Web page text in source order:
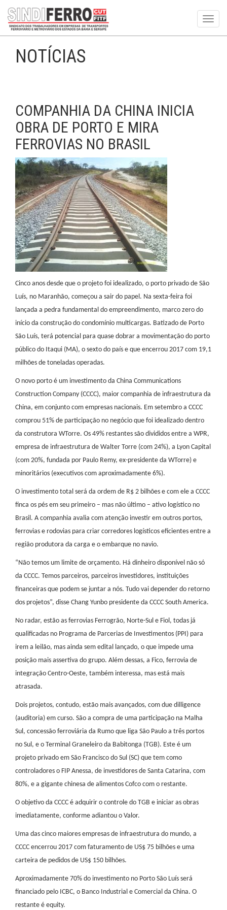
NOTÍCIAS
COMPANHIA DA CHINA INICIA
OBRA DE PORTO E MIRA
FERROVIAS NO BRASIL
Cinco anos desde que o projeto foi idealizado, o porto privado de São
Luís, no Maranhão, começou a sair do papel. Na sexta-feira foi
lançada a pedra fundamental do empreendimento, marco zero do
início da construção do condomínio multicargas. Batizado de Porto
São Luís, terá potencial para quase dobrar a movimentação do porto
público do Itaqui (MA), o sexto do país e que encerrou 2017 com 19,1
milhões de toneladas operadas.
O novo porto é um investimento da China Communications
Construction Company (CCCC), maior companhia de infraestrutura da
China, em conjunto com empresas nacionais. Em setembro a CCCC
comprou 51% de participação no negócio que foi idealizado dentro
da construtora WTorre. Os 49% restantes são divididos entre a WPR,
empresa de infraestrutura de Walter Torre (com 24%), a Lyon Capital
(com 20%, fundada por Paulo Remy, ex-presidente da WTorre) e
minoritários (executivos com aproximadamente 6%).
O investimento total será da ordem de R$ 2 bilhões e com ele a CCCC
finca os pés em seu primeiro – mas não último – ativo logístico no
Brasil. A companhia avalia com atenção investir em outros portos,
ferrovias e rodovias para criar corredores logísticos eficientes entre a
região produtora da carga e o embarque no navio.
“Não temos um limite de orçamento. Há dinheiro disponível não só
da CCCC. Temos parceiros, parceiros investidores, instituições
financeiras que podem se juntar a nós. Tudo vai depender do retorno
dos projetos”, disse Chang Yunbo presidente da CCCC South America.
No radar, estão as ferrovias Ferrogrão, Norte-Sul e Fiol, todas já
qualificadas no Programa de Parcerias de Investimentos (PPI) para
irem a leilão, mas ainda sem edital lançado, o que impede uma
posição mais assertiva do grupo. Além dessas, a Fico, ferrovia de
integração Centro-Oeste, também interessa, mas está mais
atrasada.
Dois projetos, contudo, estão mais avançados, com due dilligence
(auditoria) em curso. São a compra de uma participação na Malha
Sul, concessão ferroviária da Rumo que liga São Paulo a três portos
no Sul, e o Terminal Graneleiro da Babitonga (TGB). Este é um
projeto privado em São Francisco do Sul (SC) que tem como
controladores o FIP Anessa, de investidores de Santa Catarina, com
80%, e a gigante chinesa de alimentos Cofco com o restante.
O objetivo da CCCC é adquirir o controle do TGB e iniciar as obras
imediatamente, conforme adiantou o Valor.
Uma das cinco maiores empresas de infraestrutura do mundo, a
CCCC encerrou 2017 com faturamento de US$ 75 bilhões e uma
carteira de pedidos de US$ 150 bilhões.
Aproximadamente 70% do investimento no Porto São Luís será
financiado pelo ICBC, o Banco Industrial e Comercial da China. O
restante é equity.